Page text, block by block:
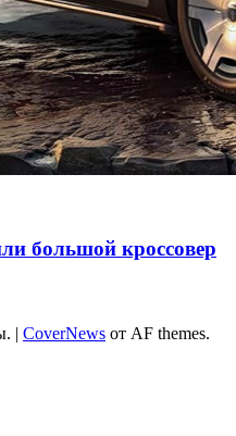
большой кроссовер
| CoverNews от AF themes.